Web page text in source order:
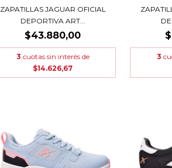
ZAPATILLAS JAGUAR OFICIAL
DEPORTIVA ART...
$43.880,00
3 cuotas sin interés de
$14.626,67
3